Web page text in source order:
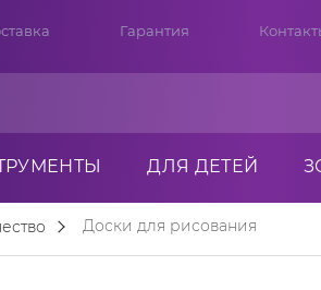
Гарантия
ДЛЯ ДЕТЕЙ
Доски для рисования